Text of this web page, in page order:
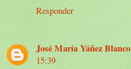
Responder
José María Yáñez Blanco
15:39